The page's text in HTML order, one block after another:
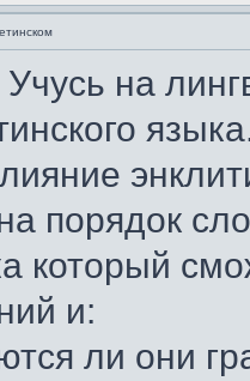
на
порядок
который
и:
ли они